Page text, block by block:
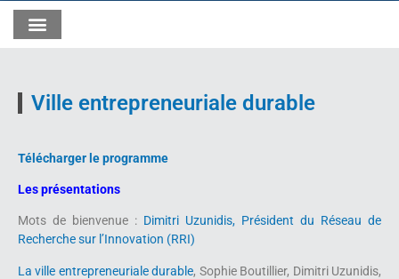
Ville entrepreneuriale durable
Télécharger le programme
Les présentations
Mots de bienvenue : Dimitri Uzunidis, Président du Réseau de
Recherche sur l’Innovation (RRI)
La ville entrepreneuriale durable, Sophie Boutillier, Dimitri Uzunidis,